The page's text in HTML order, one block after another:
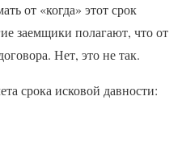
от «когда» этот срок
заемщики полагают, что от
Нет, это не так.
срока исковой давности: